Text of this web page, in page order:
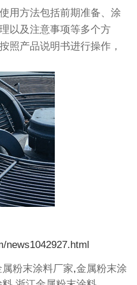
用方法包括前期准备、涂
以及注意事项等多个方
照产品说明书进行操作，
news1042927.html
属粉末涂料厂家,金属粉末涂